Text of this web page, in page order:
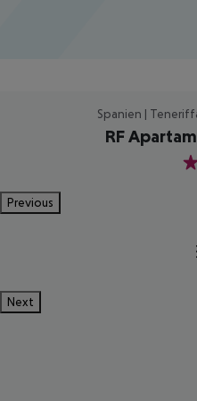
Spanien |
RF
2
Previous
Next